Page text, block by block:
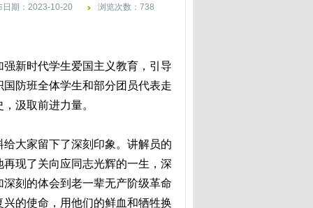
日期：2023-10-20 浏览次数：738